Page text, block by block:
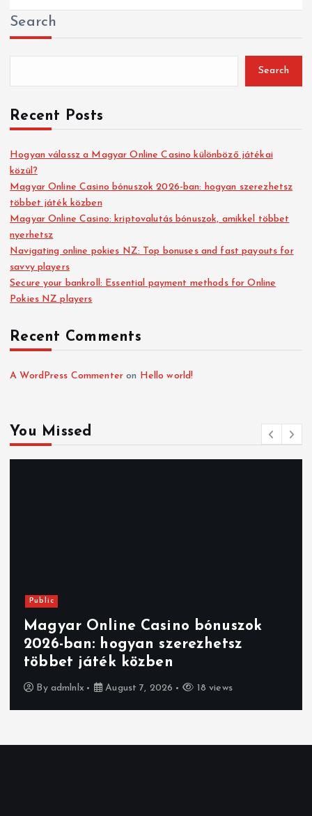
Search
Search
Recent Posts
Hogyan válassz a Magyar Online Casino különböző játékai
közül?
Magyar Online Casino bónuszok 2026-ban: hogyan szerezhetsz
többet játék közben
Magyar Online Casino: kriptovalutás bónuszok, amikkel többet
nyerhetsz
Navigating online pokies NZ: Top bonuses and fast payouts for
savvy players
Secure your bankroll: Essential payment methods for Online
Pokies NZ players
Recent Comments
A WordPress Commenter on Hello world!
You Missed
Public
Magyar Online Casino bónuszok
2026-ban: hogyan szerezhetsz
többet játék közben
By admlnlx August 7, 2026 18 views